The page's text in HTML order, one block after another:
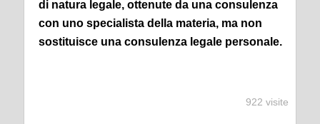
di natura legale, ottenute da una consulenza
con uno specialista della materia, ma non
sostituisce una consulenza legale personale.
922 visite